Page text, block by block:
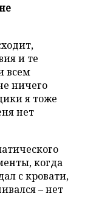
и те
всем
ничего
я тоже
нет
когда
с кровати,
– нет